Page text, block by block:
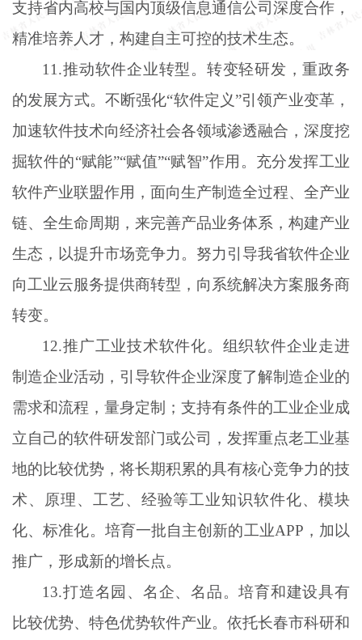
支持省内高校与国内顶级信息通信公司深度合作，
精准培养人才，构建自主可控的技术生态。
11.推动软件企业转型。转变轻研发，重政务
的发展方式。不断强化“软件定义”引领产业变革，
加速软件技术向经济社会各领域渗透融合，深度挖
掘软件的“赋能”“赋值”“赋智”作用。充分发挥工业
软件产业联盟作用，面向生产制造全过程、全产业
链、全生命周期，来完善产品业务体系，构建产业
生态，以提升市场竞争力。努力引导我省软件企业
向工业云服务提供商转型，向系统解决方案服务商
转变。
12.推广工业技术软件化。组织软件企业走进
制造企业活动，引导软件企业深度了解制造企业的
需求和流程，量身定制；支持有条件的工业企业成
立自己的软件研发部门或公司，发挥重点老工业基
地的比较优势，将长期积累的具有核心竞争力的技
术、原理、工艺、经验等工业知识软件化、模块
化、标准化。培育一批自主创新的工业APP，加以
推广，形成新的增长点。
13.打造名园、名企、名品。培育和建设具有
比较优势、特色优势软件产业。依托长春市科研和